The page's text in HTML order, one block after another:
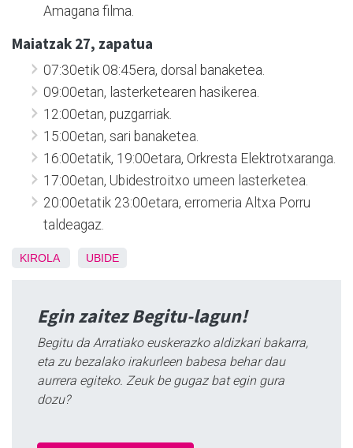
Amagana filma.
Maiatzak 27, zapatua
07:30etik 08:45era, dorsal banaketea.
09:00etan, lasterketearen hasikerea.
12:00etan, puzgarriak.
15:00etan, sari banaketea.
16:00etatik, 19:00etara, Orkresta Elektrotxaranga.
17:00etan, Ubidestroitxo umeen lasterketea.
20:00etatik 23:00etara, erromeria Altxa Porru
taldeagaz.
KIROLA UBIDE
Egin zaitez Begitu-lagun!
Begitu da Arratiako euskerazko aldizkari bakarra,
eta zu bezalako irakurleen babesa behar dau
aurrera egiteko. Zeuk be gugaz bat egin gura
dozu?